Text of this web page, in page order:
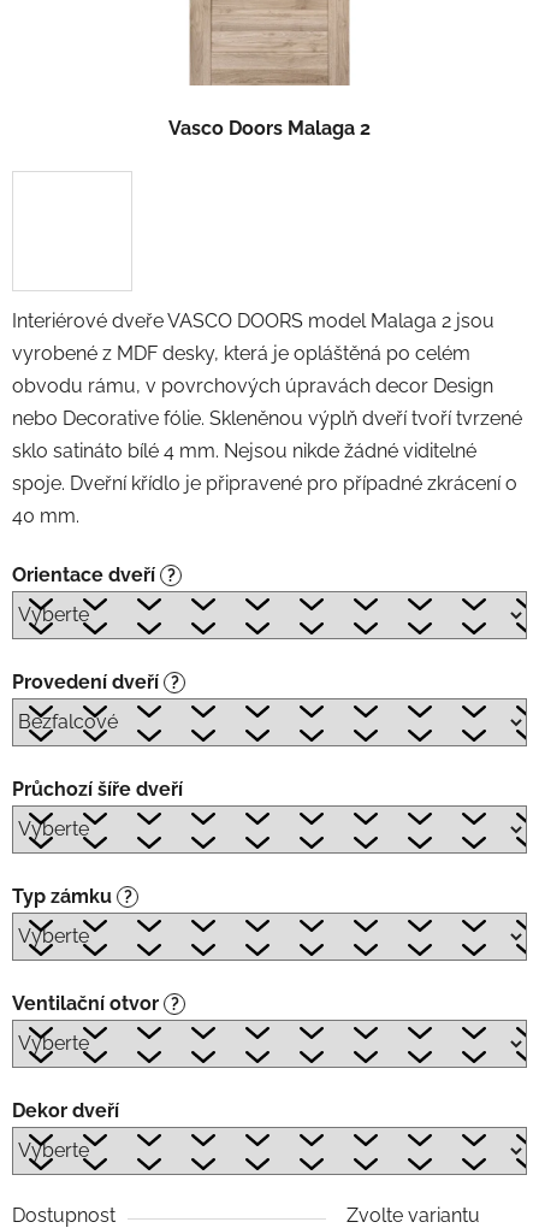
Interiérové dveře VASCO DOORS model Malaga 2 jsou
vyrobené z MDF desky, která je opláštěná po celém
obvodu rámu, v povrchových úpravách decor Design
nebo Decorative fólie. Skleněnou výplň dveří tvoří tvrzené
sklo satináto bílé 4 mm. Nejsou nikde žádné viditelné
spoje. Dveřní křídlo je připravené pro případné zkrácení o
40 mm.
Orientace dveří ?
Provedení dveří ?
Průchozí šíře dveří
Typ zámku ?
Ventilační otvor ?
Dekor dveří
Dostupnost
Zvolte variantu
Vasco Doors Malaga 2